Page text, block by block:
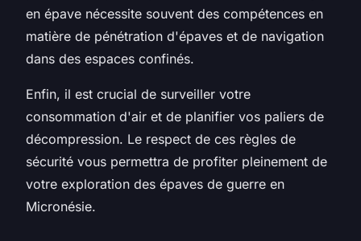
en épave nécessite souvent des compétences en
matière de pénétration d'épaves et de navigation
dans des espaces confinés.
Enfin, il est crucial de surveiller votre
consommation d'air et de planifier vos paliers de
décompression. Le respect de ces règles de
sécurité vous permettra de profiter pleinement de
votre exploration des épaves de guerre en
Micronésie.